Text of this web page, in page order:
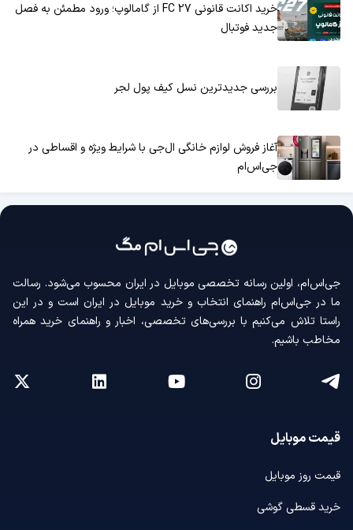
خرید اکانت قانونی FC 27 از گامالوپ؛ ورود مطمئن به فصل
جدید فوتبال
بررسی جدیدترین نسل کیف پول لجر
آغاز فروش لوازم خانگی ال‌جی با شرایط ویژه و اقساطی در
جی‌اس‌ام
جی‌اس‌ام، اولین رسانه‌ تخصصی موبایل در ایران محسوب می‌شود. رسالت
ما در جی‌اس‌ام راهنمای انتخاب و خرید موبایل در ایران است و در این
راستا تلاش می‌کنیم با بررسی‌های تخصصی، اخبار و راهنمای خرید همراه
مخاطب باشیم.
قیمت موبایل
قیمت روز موبایل
خرید قسطی گوشی